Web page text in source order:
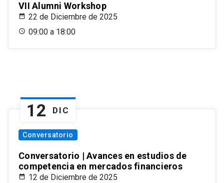
VII Alumni Workshop
22 de Diciembre de 2025
09:00 a 18:00
12 DIC
Conversatorio
Conversatorio | Avances en estudios de
competencia en mercados financieros
12 de Diciembre de 2025